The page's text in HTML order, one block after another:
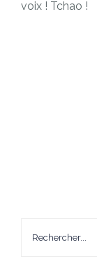
voix ! Tchao !